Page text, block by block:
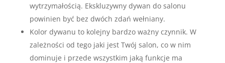
wytrzymałością. Ekskluzywny dywan do salonu
powinien być bez dwóch zdań wełniany.
Kolor dywanu to kolejny bardzo ważny czynnik. W
zależności od tego jaki jest Twój salon, co w nim
dominuje i przede wszystkim jaką funkcje ma